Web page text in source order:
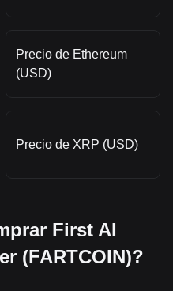
Precio de Ethereum
(USD)
Precio de XRP (USD)
First AI
(FARTCOIN)?